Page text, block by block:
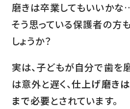
磨きは卒業してもいいかな
そう思っている保護者の方
しょうか？
実は、子どもが自分で歯を
は意外と遅く、仕上げ磨き
まで必要とされています。